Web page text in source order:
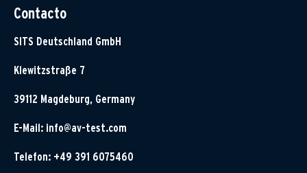
Contacto
SITS Deutschland GmbH
Klewitzstraße 7
39112 Magdeburg, Germany
E-Mail: info@av-test.com
Telefon: +49 391 6075460